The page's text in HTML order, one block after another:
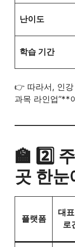
난이도
학습 기간
👉 따라서, 인
과목 라인업”**
🏫 2️⃣
곳 한눈
플랫폼
대
로